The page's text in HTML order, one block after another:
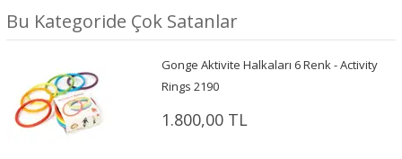
Bu Kategoride Çok Satanlar
Gonge Aktivite Halkaları 6 Renk - Activity
Rings 2190
1.800,00 TL